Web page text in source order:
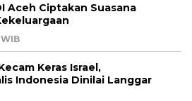
Aceh Ciptakan Suasana
Keras Israel,
Indonesia Dinilai Langgar